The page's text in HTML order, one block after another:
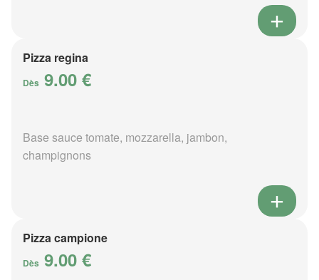
Pizza regina
Dès 9.00 €
Base sauce tomate, mozzarella, jambon,
champignons
Pizza campione
Dès 9.00 €